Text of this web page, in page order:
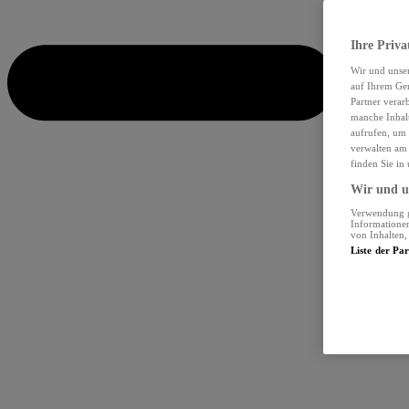
Ihre
Wir und
auf Ihrem
Partner
manche
aufrufen, um
verwalten
finden Sie in
Wir und
Verwendung
von Inhalten,
Liste der